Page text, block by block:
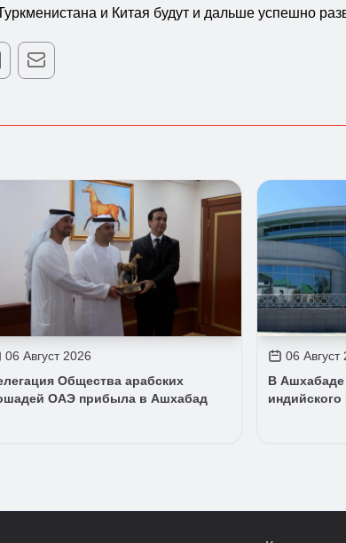
и Китая будут и дальше успешно
06 Август 2026
Общества арабских
ОАЭ прибыла в Ашхабад
06 Август
В Ашхабаде
индийского